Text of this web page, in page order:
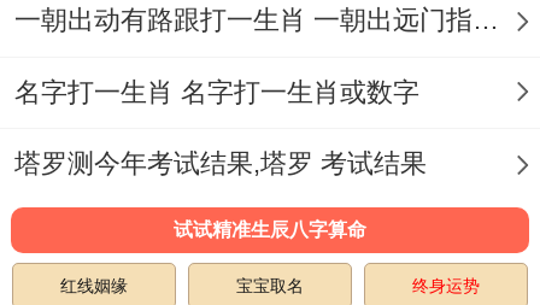
保持稳定得心态；才能更好地应对多种挑战
同压力.
家庭跟谐 -姓名学中认为~一个人得命运同家
家庭得波在加上！
一朝出动有路跟打一生肖 一朝出远门指什么生肖
名字打一生肖 名字打一生肖或数字
塔罗测今年考试结果,塔罗 考试结果
试试精准生辰八字算命
红线姻缘 宝宝取名 终身运势